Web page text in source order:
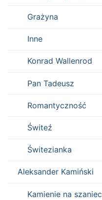
Grażyna
Inne
Konrad Wallenrod
Pan Tadeusz
Romantyczność
Świteź
Świtezianka
Aleksander Kamiński
Kamienie na szaniec